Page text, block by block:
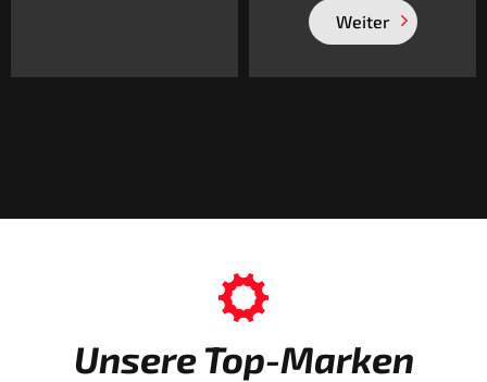
Weiter
Unsere Top-Marken